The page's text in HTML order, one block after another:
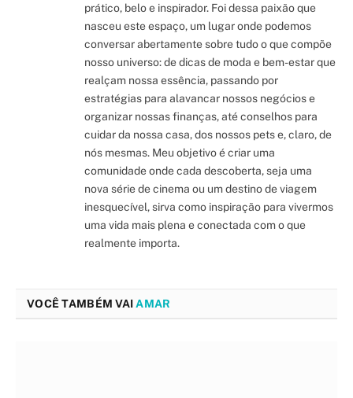
prático, belo e inspirador. Foi dessa paixão que
nasceu este espaço, um lugar onde podemos
conversar abertamente sobre tudo o que compõe
nosso universo: de dicas de moda e bem-estar que
realçam nossa essência, passando por
estratégias para alavancar nossos negócios e
organizar nossas finanças, até conselhos para
cuidar da nossa casa, dos nossos pets e, claro, de
nós mesmas. Meu objetivo é criar uma
comunidade onde cada descoberta, seja uma
nova série de cinema ou um destino de viagem
inesquecível, sirva como inspiração para vivermos
uma vida mais plena e conectada com o que
realmente importa.
VOCÊ TAMBÉM VAI AMAR